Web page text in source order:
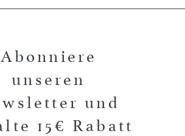
Abonniere
unseren
und
15€ Rabatt